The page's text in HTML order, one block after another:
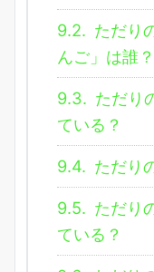
9.2. ただり
んご」は誰？
9.3. ただり
ている？
9.4. ただり
9.5. ただり
ている？